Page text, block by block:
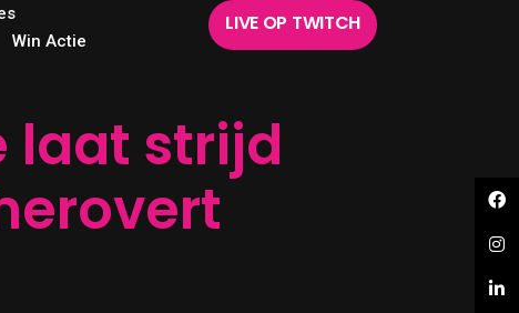
Win Actie
LIVE OP TWITCH
laat strijd